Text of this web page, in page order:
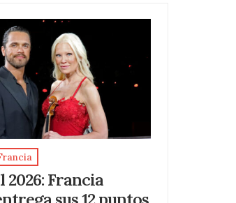
2026: Francia